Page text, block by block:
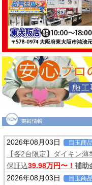
2026年08月03日 目玉商品
【各2台限定】ダイキン
保証込39.98万円〜！ 補助
2026年08月03日
目玉商品